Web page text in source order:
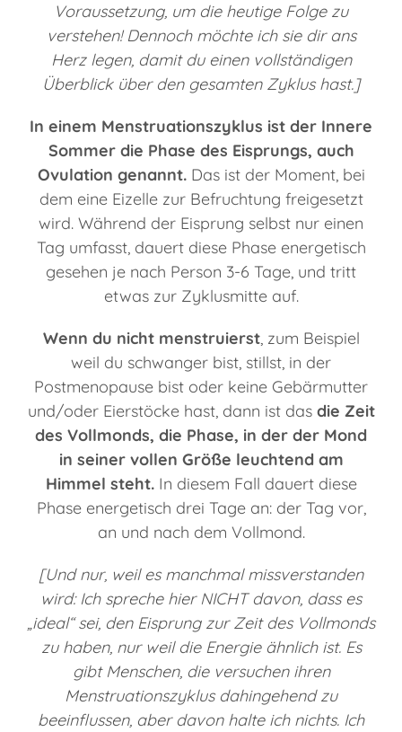
Voraussetzung, um die heutige Folge zu
verstehen! Dennoch möchte ich sie dir ans
Herz legen, damit du einen vollständigen
Überblick über den gesamten Zyklus hast.]
In einem Menstruationszyklus ist der Innere
Sommer die Phase des Eisprungs, auch
Ovulation genannt.Das ist der Moment, bei
dem eine Eizelle zur Befruchtung freigesetzt
wird. Während der Eisprung selbst nur einen
Tag umfasst, dauert diese Phase energetisch
gesehen je nach Person 3-6 Tage, und tritt
etwas zur Zyklusmitte auf.
Wenn du nicht menstruierst, zum Beispiel
weil du schwanger bist, stillst, in der
Postmenopause bist oder keine Gebärmutter
und/oder Eierstöcke hast, dann ist das die Zeit
des Vollmonds, die Phase, in der der Mond
in seiner vollen Größe leuchtend am
Himmel steht.In diesem Fall dauert diese
Phase energetisch drei Tage an: der Tag vor,
an und nach dem Vollmond.
[Und nur, weil es manchmal missverstanden
wird: Ich spreche hier NICHT davon, dass es
„ideal“ sei, den Eisprung zur Zeit des Vollmonds
zu haben, nur weil die Energie ähnlich ist. Es
gibt Menschen, die versuchen ihren
Menstruationszyklus dahingehend zu
beeinflussen, aber davon halte ich nichts. Ich